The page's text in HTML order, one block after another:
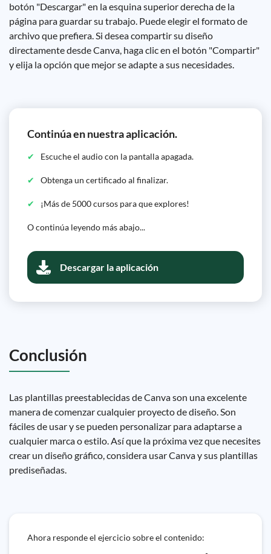
botón "Descargar" en la esquina superior derecha de la
página para guardar su trabajo. Puede elegir el formato de
archivo que prefiera. Si desea compartir su diseño
directamente desde Canva, haga clic en el botón "Compartir"
y elija la opción que mejor se adapte a sus necesidades.
Continúa en nuestra aplicación.
Escuche el audio con la pantalla apagada.
Obtenga un certificado al finalizar.
¡Más de 5000 cursos para que explores!
O continúa leyendo más abajo...
Descargar la aplicación
Conclusión
Las plantillas preestablecidas de Canva son una excelente
manera de comenzar cualquier proyecto de diseño. Son
fáciles de usar y se pueden personalizar para adaptarse a
cualquier marca o estilo. Así que la próxima vez que necesites
crear un diseño gráfico, considera usar Canva y sus plantillas
prediseñadas.
Ahora responde el ejercicio sobre el contenido: